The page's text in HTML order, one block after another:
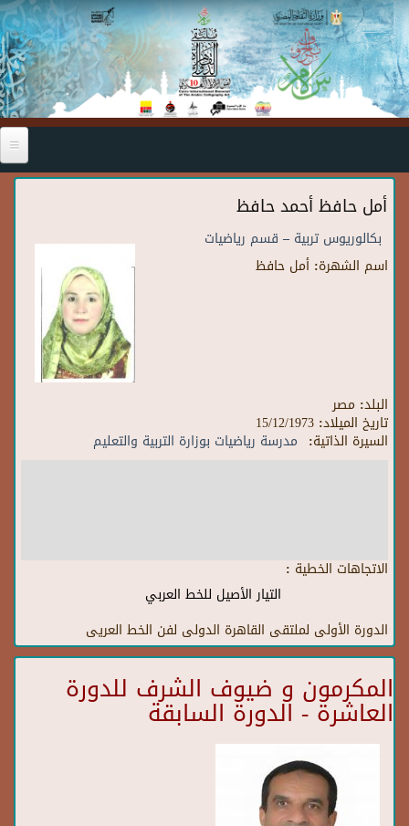
Skip to main content
أمل حافظ أحمد حافظ
بكالوريوس تربية – قسم رياضيات
اسم الشهرة: أمل حافظ
البلد: مصر
تاريخ الميلاد: 15/12/1973
السيرة الذاتية: مدرسة رياضيات بوزارة التربية والتعليم
الاتجاهات الخطية :
التيار الأصيل للخط العربي
الدورة الأولى لملتقى القاهرة الدولى لفن الخط العريى
المكرمون و ضيوف الشرف للدورة
العاشرة - الدورة السابقة